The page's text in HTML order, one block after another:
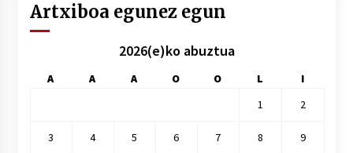
Artxiboa egunez egun
2026(e)ko abuztua
A A A O O L
I
1
2
3 4 5 6 7 8 9